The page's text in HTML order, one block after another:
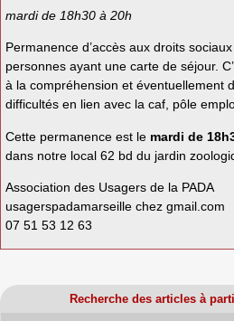
mardi de 18h30 à 20h
Permanence d’accès aux droits
personnes ayant une carte de séjour.
à la compréhension et éventuellement
difficultés en lien avec la caf, pôle
Cette permanence est le mardi de
dans notre local 62 bd du jardin
Association des Usagers de la PADA
usagerspadamarseille chez gmail.com
07 51 53 12 63
Recherche des articles à